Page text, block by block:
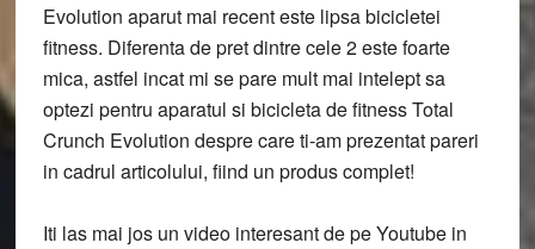
Evolution aparut mai recent este lipsa bicicletei
fitness. Diferenta de pret dintre cele 2 este foarte
mica, astfel incat mi se pare mult mai intelept sa
optezi pentru aparatul si bicicleta de fitness Total
Crunch Evolution despre care ti-am prezentat pareri
in cadrul articolului, fiind un produs complet!
Iti las mai jos un video interesant de pe Youtube in